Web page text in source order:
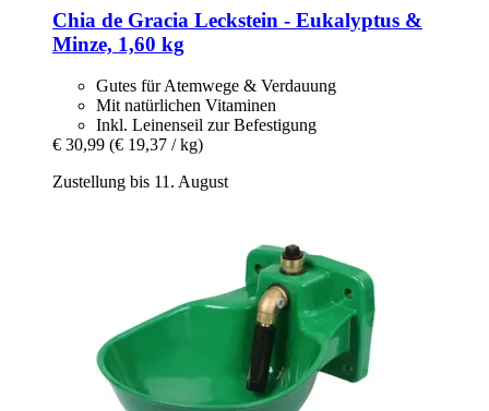
Chia de Gracia Leckstein -​ Eukalyptus &
Minze, 1,60 kg
Gutes für Atemwege & Verdauung
Mit natürlichen Vitaminen
Inkl. Leinenseil zur Befestigung
€ 30,99 (€ 19,37 / kg)
Zustellung bis 11. August